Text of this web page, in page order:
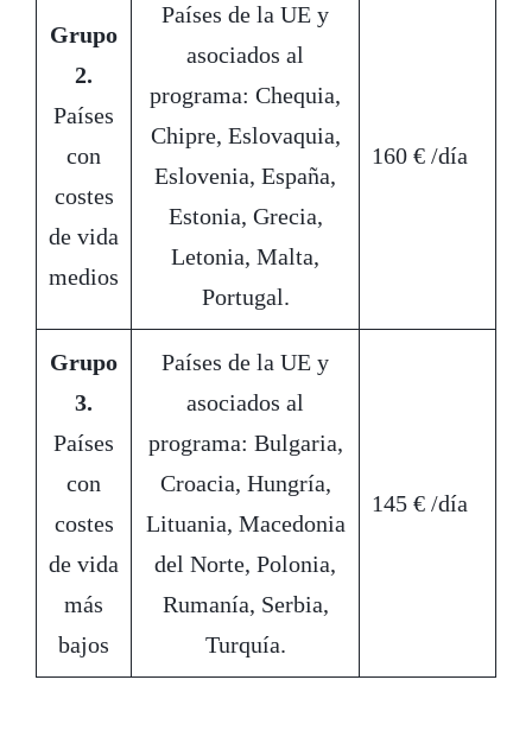
Grupo
2.
Países
con
costes
de vida
medios
Países de la UE y
asociados al
programa: Chequia,
Chipre, Eslovaquia,
Eslovenia, España,
Estonia, Grecia,
Letonia, Malta,
Portugal.
160 € /día
Grupo
3.
Países
con
costes
de vida
más
bajos
Países de la UE y
asociados al
programa: Bulgaria,
Croacia, Hungría,
Lituania, Macedonia
del Norte, Polonia,
Rumanía, Serbia,
Turquía.
145 € /día